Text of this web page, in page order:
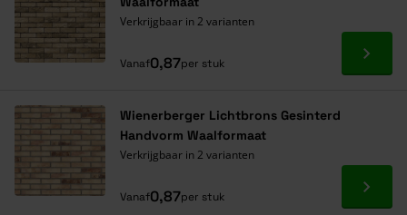
Verkrijgbaar in 2 varianten
Vanaf0,87per stuk Ga
Wienerberger Lichtbrons Gesinterd
Handvorm Waalformaat
Verkrijgbaar in 2 varianten
Vanaf0,87per stuk Ga